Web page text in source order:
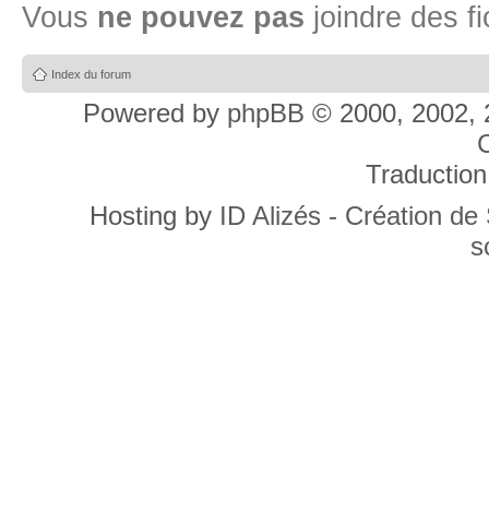
Vous ne pouvez pas joindre des
Index du forum
Powered by phpBB © 2000, 2002,
Hosting by ID Alizés - Création